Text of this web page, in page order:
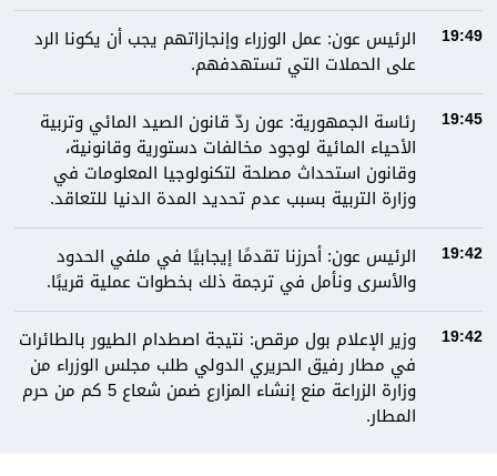
19:49
الرئيس عون: عمل الوزراء وإنجازاتهم يجب أن يكونا الرد
على الحملات التي تستهدفهم.
19:45
رئاسة الجمهورية: عون ردّ قانون الصيد المائي وتربية
الأحياء المائية لوجود مخالفات دستورية وقانونية،
وقانون استحداث مصلحة لتكنولوجيا المعلومات في
وزارة التربية بسبب عدم تحديد المدة الدنيا للتعاقد.
19:42
الرئيس عون: أحرزنا تقدمًا إيجابيًا في ملفي الحدود
والأسرى ونأمل في ترجمة ذلك بخطوات عملية قريبًا.
19:42
وزير الإعلام بول مرقص: نتيجة اصطدام الطيور بالطائرات
في مطار رفيق الحريري الدولي طلب مجلس الوزراء من
وزارة الزراعة منع إنشاء المزارع ضمن شعاع 5 كم من حرم
المطار.